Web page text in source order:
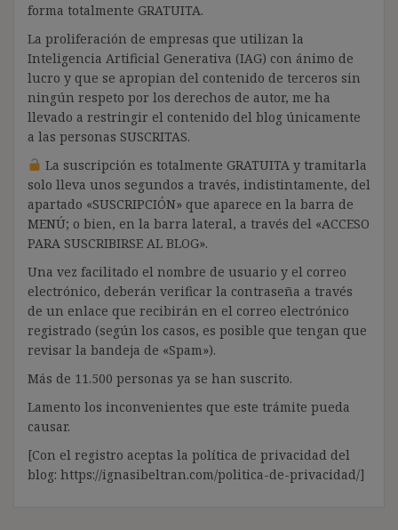
forma totalmente GRATUITA.
La proliferación de empresas que utilizan la
Inteligencia Artificial Generativa (IAG) con ánimo de
lucro y que se apropian del contenido de terceros sin
ningún respeto por los derechos de autor, me ha
llevado a restringir el contenido del blog únicamente
a las personas SUSCRITAS.
La suscripción es totalmente GRATUITA y tramitarla
solo lleva unos segundos a través, indistintamente, del
apartado «SUSCRIPCIÓN» que aparece en la barra de
MENÚ; o bien, en la barra lateral, a través del «ACCESO
PARA SUSCRIBIRSE AL BLOG».
Una vez facilitado el nombre de usuario y el correo
electrónico, deberán verificar la contraseña a través
de un enlace que recibirán en el correo electrónico
registrado (según los casos, es posible que tengan que
revisar la bandeja de «Spam»).
Más de 11.500 personas ya se han suscrito.
Lamento los inconvenientes que este trámite pueda
causar.
[Con el registro aceptas la política de privacidad del
blog: https://ignasibeltran.com/politica-de-privacidad/]